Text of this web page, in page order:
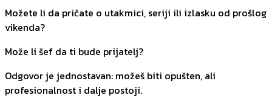
Možete li da pričate o utakmici, seriji ili izlasku od prošlog
vikenda?
Može li šef da ti bude prijatelj?
Odgovor je jednostavan: možeš biti opušten, ali
profesionalnost i dalje postoji.